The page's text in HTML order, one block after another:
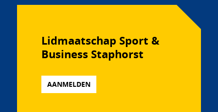
Lidmaatschap Sport &
Business Staphorst
AANMELDEN